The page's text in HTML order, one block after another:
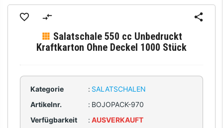
Salatschale 550 cc Unbedruckt
Kraftkarton Ohne Deckel 1000 Stück
Kategorie : SALATSCHALEN
Artikelnr.
: BOJOPACK-970
Verfügbarkeit
: AUSVERKAUFT